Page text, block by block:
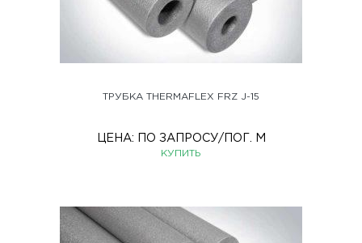
ТРУБКА THERMAFLEX FRZ J-15
ЦЕНА: ПО ЗАПРОСУ/ПОГ. М
КУПИТЬ